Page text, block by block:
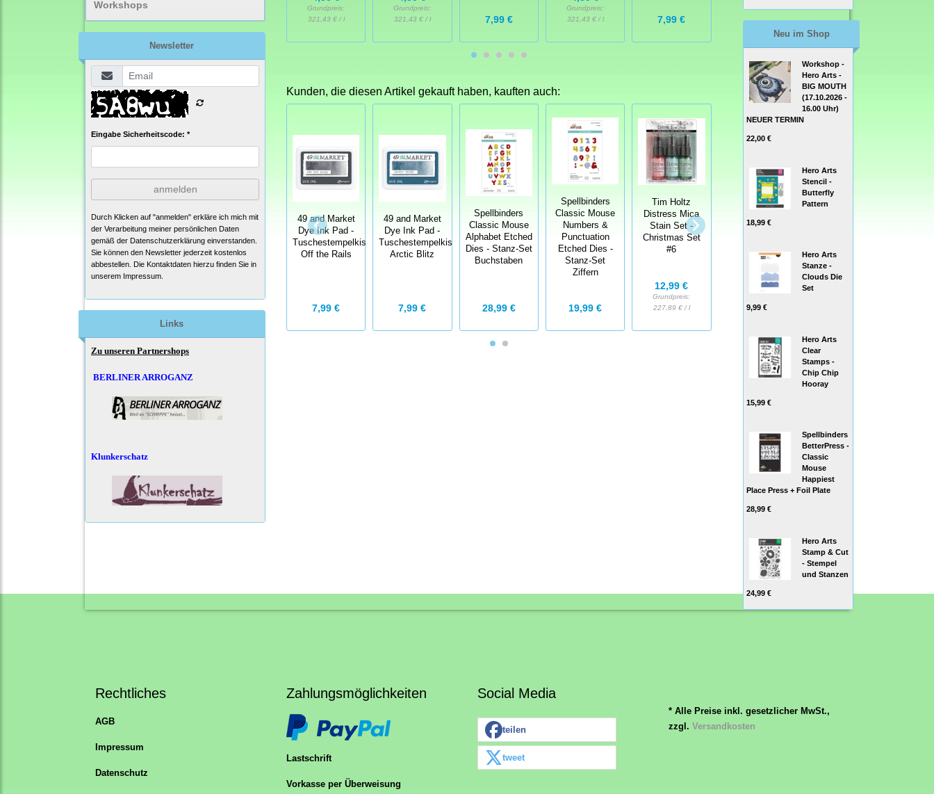
Workshops
Newsletter
Eingabe Sicherheitscode: *
anmelden
Durch Klicken auf "anmelden" erkläre ich mich mit
der Verarbeitung meiner persönlichen Daten
gemäß der Datenschutzerklärung einverstanden.
Sie können den Newsletter jederzeit kostenlos
abbestellen. Die Kontaktdaten hierzu finden Sie in
unserem Impressum.
Links
Zu unseren Partnershops
BERLINER ARROGANZ
Klunkerschatz
Grundpreis:
321,43 € / l
Grundpreis:
321,43 € / l
7,99 €
Grundpreis:
321,43 € / l
7,99 € 7,99 € 7,99 €
Kunden, die diesen Artikel gekauft haben, kauften auch:
49 and Market
Dye Ink Pad -
Tuschestempelkissen
Off the Rails
7,99 €
49 and Market
Dye Ink Pad -
Tuschestempelkissen
Arctic Blitz
7,99 €
Spellbinders
Classic Mouse
Alphabet Etched
Dies - Stanz-Set
Buchstaben
28,99 €
Spellbinders
Classic Mouse
Numbers &
Punctuation
Etched Dies -
Stanz-Set
Ziffern
19,99 €
Tim Holtz
Distress Mica
Stain Set -
Christmas Set
#6
12,99 €
Grundpreis:
227,89 € / l
Tim Holtz
Distress Mica
Stain Set -
12,99 €
227,89 € / l
Tim Holtz
Distress Mica
Neu im Shop
Workshop -
Hero Arts -
BIG MOUTH
(17.10.2026 -
16.00 Uhr)
NEUER TERMIN
22,00 €
Hero Arts
Stencil -
Butterfly
Pattern
18,99 €
Hero Arts
Stanze -
Clouds Die
Set
9,99 €
Hero Arts
Clear
Stamps -
Chip Chip
Hooray
15,99 €
Spellbinders
BetterPress -
Classic
Mouse
Happiest
Place Press + Foil Plate
28,99 €
Hero Arts
Stamp & Cut
- Stempel
und Stanzen
24,99 €
Rechtliches
AGB
Impressum
Datenschutz
Zahlungsmöglichkeiten
Lastschrift
Vorkasse per Überweisung
Social Media
teilen
tweet
* Alle Preise inkl. gesetzlicher MwSt.,
zzgl. Versandkosten